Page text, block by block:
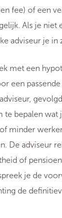
fee) of een
Als je niet
adviseur je in
met een
een
te bepalen
minder
De adviseur
of
je de
de